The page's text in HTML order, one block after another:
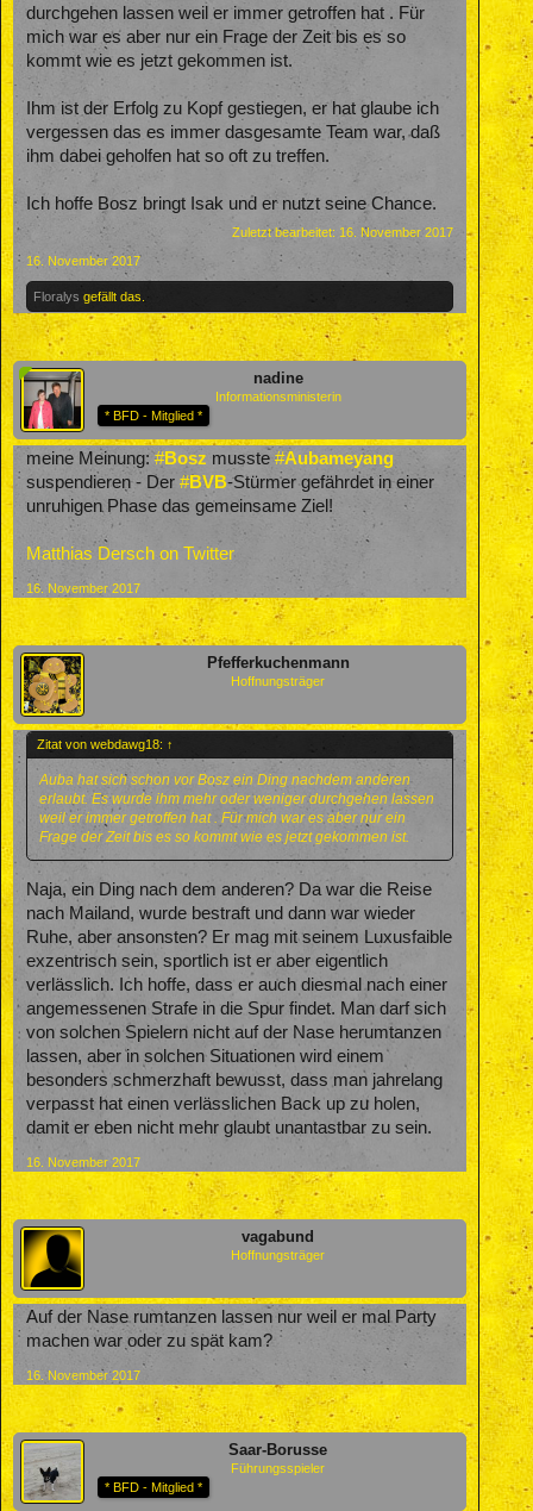
durchgehen lassen weil er immer getroffen hat . Für
mich war es aber nur ein Frage der Zeit bis es so
kommt wie es jetzt gekommen ist.
Ihm ist der Erfolg zu Kopf gestiegen, er hat glaube ich
vergessen das es immer dasgesamte Team war, daß
ihm dabei geholfen hat so oft zu treffen.
Ich hoffe Bosz bringt Isak und er nutzt seine Chance.
Zuletzt bearbeitet: 16. November 2017
16. November 2017
Floralys gefällt das.
nadine
Informationsministerin
* BFD - Mitglied *
meine Meinung:#Bosz musste #Aubameyang
suspendieren - Der #BVB-Stürmer gefährdet in einer
unruhigen Phase das gemeinsame Ziel!
Matthias Dersch on Twitter
16. November 2017
Pfefferkuchenmann
Hoffnungsträger
Zitat von webdawg18: ↑
Auba hat sich schon vor Bosz ein Ding nachdem anderen
erlaubt. Es wurde ihm mehr oder weniger durchgehen lassen
weil er immer getroffen hat . Für mich war es aber nur ein
Frage der Zeit bis es so kommt wie es jetzt gekommen ist.
Naja, ein Ding nach dem anderen? Da war die Reise
nach Mailand, wurde bestraft und dann war wieder
Ruhe, aber ansonsten? Er mag mit seinem Luxusfaible
exzentrisch sein, sportlich ist er aber eigentlich
verlässlich. Ich hoffe, dass er auch diesmal nach einer
angemessenen Strafe in die Spur findet. Man darf sich
von solchen Spielern nicht auf der Nase herumtanzen
lassen, aber in solchen Situationen wird einem
besonders schmerzhaft bewusst, dass man jahrelang
verpasst hat einen verlässlichen Back up zu holen,
damit er eben nicht mehr glaubt unantastbar zu sein.
16. November 2017
vagabund
Hoffnungsträger
Auf der Nase rumtanzen lassen nur weil er mal Party
machen war oder zu spät kam?
16. November 2017
Saar-Borusse
Führungsspieler
* BFD - Mitglied *